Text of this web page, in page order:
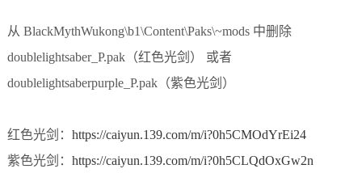
从 BlackMythWukong\b1\Content\Paks\~mods 中删除
doublelightsaber_P.pak（红色光剑） 或者
doublelightsaberpurple_P.pak（紫色光剑）
红色光剑 ： https://caiyun.139.com/m/i?0h5CMOdYrEi24
紫色光剑： https://caiyun.139.com/m/i?0h5CLQdOxGw2n